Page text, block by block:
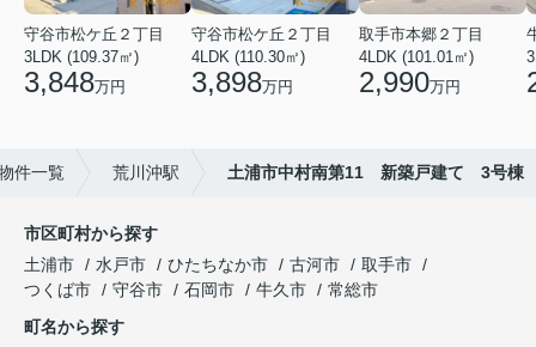
守谷市松ケ丘２丁目
3LDK (109.37㎡)
3,848万円
守谷市松ケ丘２丁目
4LDK (110.30㎡)
3,898万円
取手市本郷２丁目
4LDK (101.01㎡)
2,990万円
件一覧 荒川沖駅 土浦市中村南第11 新築戸建て 3号棟
市区町村から探す
土浦市
水戸市 ひたちなか市 古河市
取手市
つくば市
守谷市 石岡市 牛久市
常総市
町名から探す